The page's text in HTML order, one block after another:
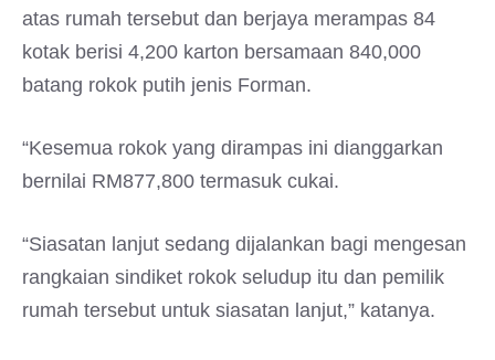
atas rumah tersebut dan berjaya merampas 84
kotak berisi 4,200 karton bersamaan 840,000
batang rokok putih jenis Forman.
“Kesemua rokok yang dirampas ini dianggarkan
bernilai RM877,800 termasuk cukai.
“Siasatan lanjut sedang dijalankan bagi mengesan
rangkaian sindiket rokok seludup itu dan pemilik
rumah tersebut untuk siasatan lanjut,” katanya.